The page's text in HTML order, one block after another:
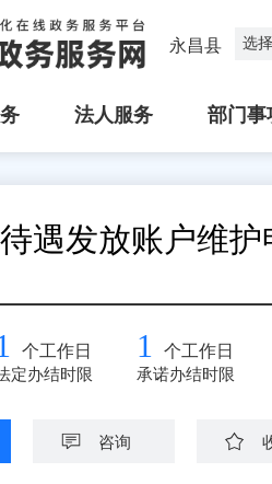
永昌县 选
法人服务 部门事
遇发放账户维护
个工作日
定办结时限
1 个工作日
承诺办结时限
咨询